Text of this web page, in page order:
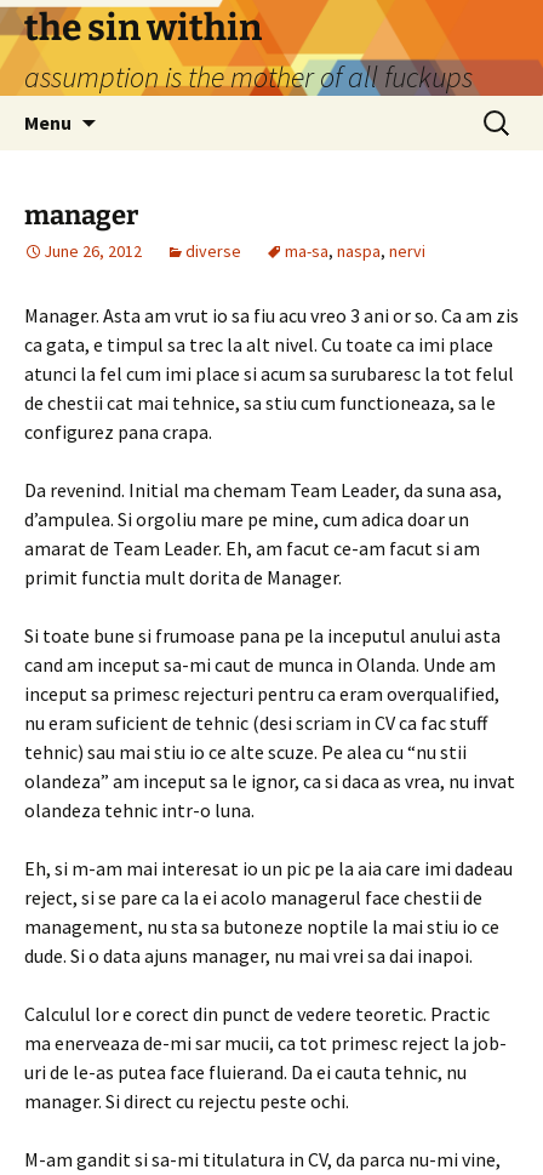
Skip
to
content
the sin within
assumption is the mother of all fuckups
Menu
Search
for:
manager
June 26, 2012 diverse ma-sa, naspa, nervi
Manager. Asta am vrut io sa fiu acu vreo 3 ani or so. Ca am zis
ca gata, e timpul sa trec la alt nivel. Cu toate ca imi place
atunci la fel cum imi place si acum sa surubaresc la tot felul
de chestii cat mai tehnice, sa stiu cum functioneaza, sa le
configurez pana crapa.
Da revenind. Initial ma chemam Team Leader, da suna asa,
d’ampulea. Si orgoliu mare pe mine, cum adica doar un
amarat de Team Leader. Eh, am facut ce-am facut si am
primit functia mult dorita de Manager.
Si toate bune si frumoase pana pe la inceputul anului asta
cand am inceput sa-mi caut de munca in Olanda. Unde am
inceput sa primesc rejecturi pentru ca eram overqualified,
nu eram suficient de tehnic (desi scriam in CV ca fac stuff
tehnic) sau mai stiu io ce alte scuze. Pe alea cu “nu stii
olandeza” am inceput sa le ignor, ca si daca as vrea, nu invat
olandeza tehnic intr-o luna.
Eh, si m-am mai interesat io un pic pe la aia care imi dadeau
reject, si se pare ca la ei acolo managerul face chestii de
management, nu sta sa butoneze noptile la mai stiu io ce
dude. Si o data ajuns manager, nu mai vrei sa dai inapoi.
Calculul lor e corect din punct de vedere teoretic. Practic
ma enerveaza de-mi sar mucii, ca tot primesc reject la job-
uri de le-as putea face fluierand. Da ei cauta tehnic, nu
manager. Si direct cu rejectu peste ochi.
M-am gandit si sa-mi titulatura in CV, da parca nu-mi vine,